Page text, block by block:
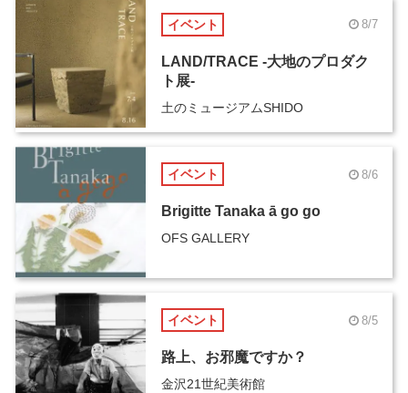
イベント 8/7
LAND/TRACE -大地のプロダク
ト展-
土のミュージアムSHIDO
イベント 8/6
Brigitte Tanaka ā go go
OFS GALLERY
イベント 8/5
路上、お邪魔ですか？
金沢21世紀美術館